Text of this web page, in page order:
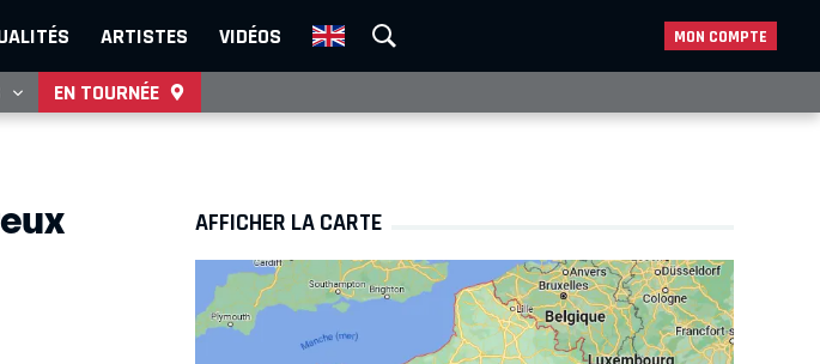
ARTISTES VIDÉOS MON COMPTE
EN TOURNÉE
AFFICHER LA CARTE